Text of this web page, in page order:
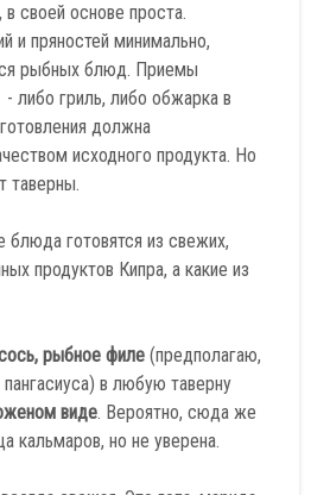
своей основе проста.
и пряностей минимально,
рыбных блюд. Приемы
либо гриль, либо обжарка в
должна
исходного продукта. Но
таверны.
блюда готовятся из свежих,
продуктов Кипра, а какие из
рыбное филе (предполагаю,
в любую таверну
виде. Вероятно, сюда же
кальмаров, но не уверена.